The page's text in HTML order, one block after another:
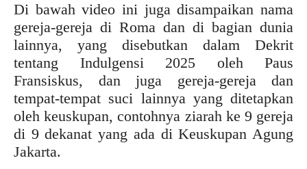
Di bawah video ini juga disampaikan nama
gereja-gereja di Roma dan di bagian dunia
lainnya, yang disebutkan dalam Dekrit
tentang Indulgensi 2025 oleh Paus
Fransiskus, dan juga gereja-gereja dan
tempat-tempat suci lainnya yang ditetapkan
oleh keuskupan, contohnya ziarah ke 9 gereja
di 9 dekanat yang ada di Keuskupan Agung
Jakarta.